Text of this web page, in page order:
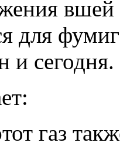
для
и сегодня.
газ